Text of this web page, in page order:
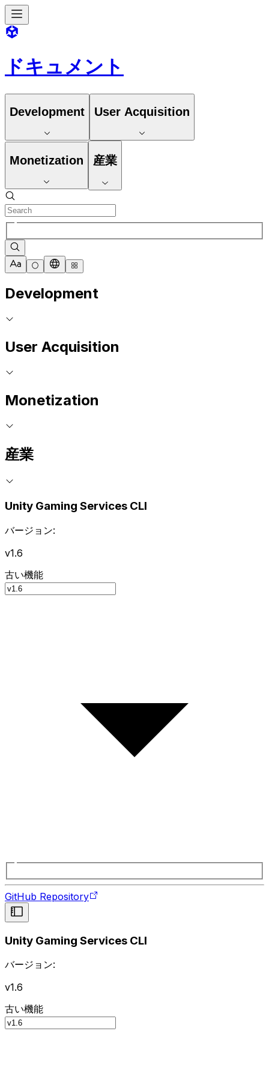
ドキュメント
Development User Acquisition
Monetization 産業
Development
User Acquisition
Monetization
産業
Unity Gaming Services CLI
バージョン:
v1.6
古い機能
GitHub Repository
Unity Gaming Services CLI
バージョン:
v1.6
古い機能